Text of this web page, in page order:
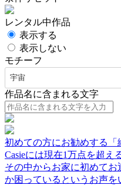
レンタル中作品
表示する
表示しない
モチーフ
宇宙
作品名に含まれる文字
初めての方にお勧めする「
Casieには現在1万点を超え
その中からお家に初めて
か困っているというお声を